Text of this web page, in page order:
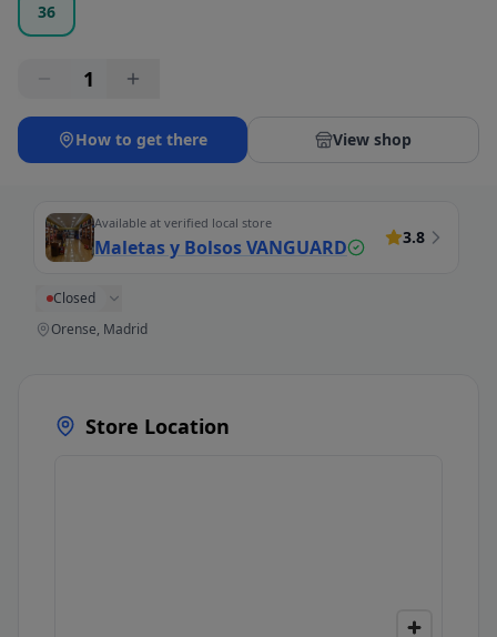
36
1
How to get there View shop
Available at verified local store
Maletas y Bolsos VANGUARD 3.8
Closed
Orense, Madrid
Store Location